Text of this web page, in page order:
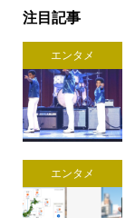
注目記事
エンタメ
エンタメ